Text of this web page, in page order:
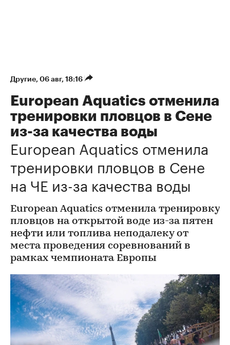
Другие⁠, 06 авг, 18:16
European Aquatics отменила
тренировки пловцов в Сене
из-за качества воды
European Aquatics отменила
тренировки пловцов в Сене
на ЧЕ из-за качества воды
European Aquatics отменила тренировку
пловцов на открытой воде из-за пятен
нефти или топлива неподалеку от
места проведения соревнований в
рамках чемпионата Европы